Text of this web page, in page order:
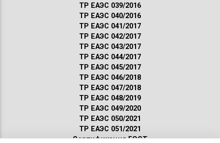
ТР ЕАЭС 039/2016
ТР ЕАЭС 040/2016
ТР ЕАЭС 041/2017
ТР ЕАЭС 042/2017
ТР ЕАЭС 043/2017
ТР ЕАЭС 044/2017
ТР ЕАЭС 045/2017
ТР ЕАЭС 046/2018
ТР ЕАЭС 047/2018
ТР ЕАЭС 048/2019
ТР ЕАЭС 049/2020
ТР ЕАЭС 050/2021
ТР ЕАЭС 051/2021
Сертификация ГОСТ